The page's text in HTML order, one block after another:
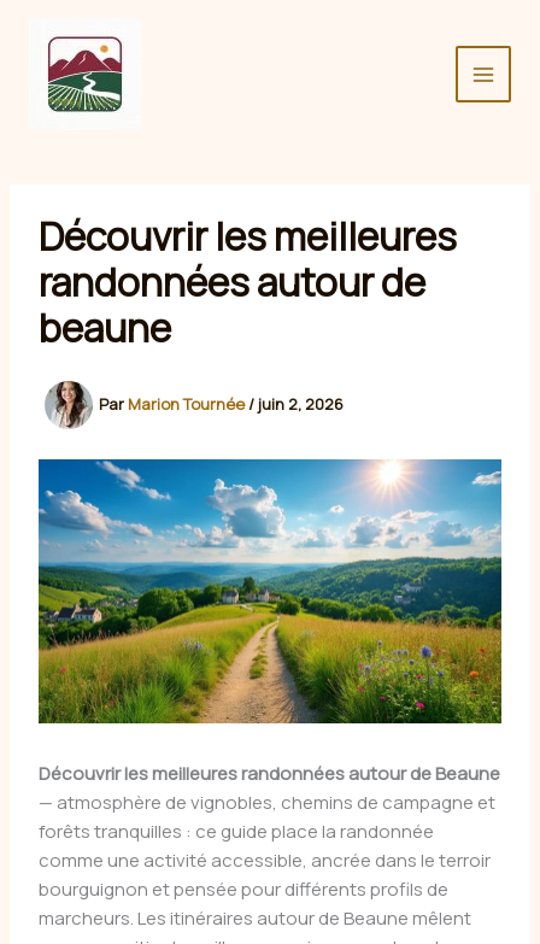
contenu
Découvrir les meilleures
randonnées autour de
beaune
Par Marion Tournée/juin 2, 2026
Découvrir les meilleures randonnées autour de Beaune
— atmosphère de vignobles, chemins de campagne et
forêts tranquilles : ce guide place la randonnée
comme une activité accessible, ancrée dans le terroir
bourguignon et pensée pour différents profils de
marcheurs. Les itinéraires autour de Beaune mêlent